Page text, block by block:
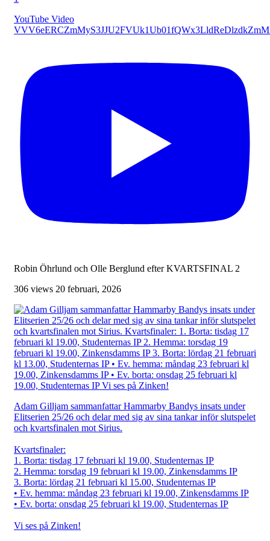
YouTube Video
Robin Öhrlund och Olle Berglund efter KVARTSFINAL 2
306 views 20 februari, 2026
Adam Gilljam sammanfattar Hammarby Bandys insats under
Elitserien 25/26 och delar med sig av sina tankar inför slutspelet
och kvartsfinalen mot Sirius.
Kvartsfinaler:
1. Borta: tisdag 17 februari kl 19.00, Studenternas IP
2. Hemma: torsdag 19 februari kl 19.00, Zinkensdamms IP
3. Borta: lördag 21 februari kl 15.00, Studenternas IP
• Ev. hemma: måndag 23 februari kl 19.00, Zinkensdamms IP
• Ev. borta: onsdag 25 februari kl 19.00, Studenternas IP
Vi ses på Zinken!